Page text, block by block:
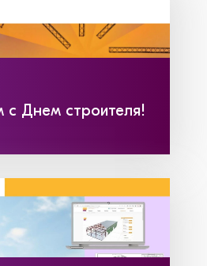
с Днем строителя!